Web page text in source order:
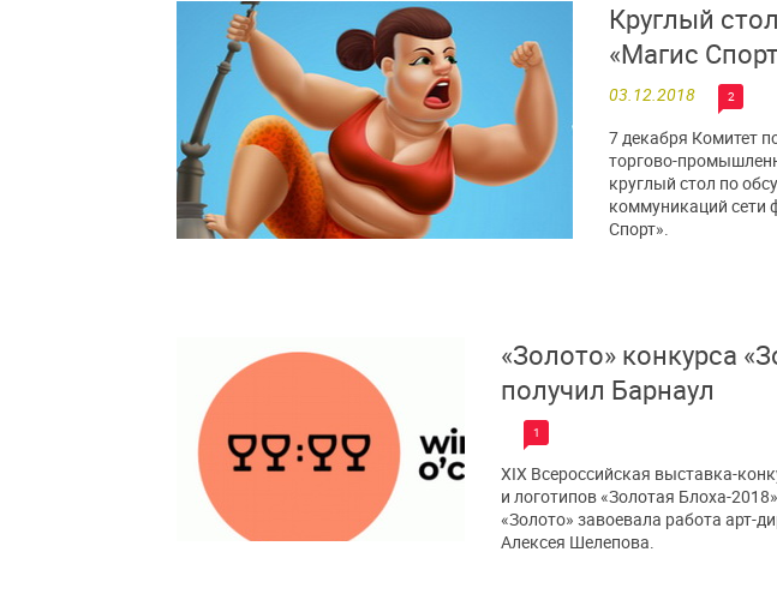
Круглый
«Магис
03.12.2018 2
7 декабря Комитет
торгово-
круглый стол по
коммуникаций сети
Спорт».
«Золото» конкурса
получил Барнаул
1
XIX Всероссийская выставка-
и логотипов «Золотая Блоха-
«Золото» завоевала работа арт-
Алексея Шелепова.